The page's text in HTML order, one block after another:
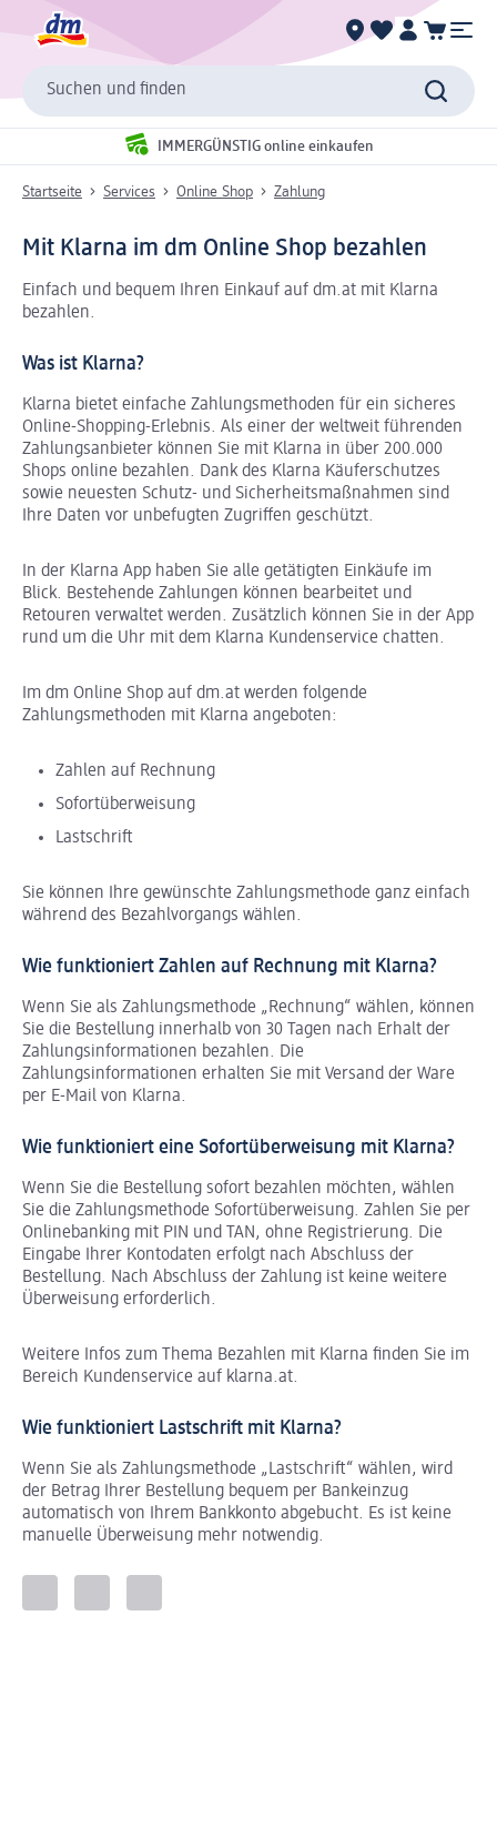
Suchen und finden
IMMERGÜNSTIG online einkaufen
Startseite Services Online Shop Zahlung
Mit Klarna im dm Online Shop bezahlen
Einfach und bequem Ihren Einkauf auf dm.at mit Klarna
bezahlen.
Was ist Klarna?
Klarna bietet einfache Zahlungsmethoden für ein sicheres
Online-Shopping-Erlebnis. Als einer der weltweit führenden
Zahlungsanbieter können Sie mit Klarna in über 200.000
Shops online bezahlen. Dank des Klarna Käuferschutzes
sowie neuesten Schutz- und Sicherheitsmaßnahmen sind
Ihre Daten vor unbefugten Zugriffen geschützt.
In der Klarna App haben Sie alle getätigten Einkäufe im
Blick. Bestehende Zahlungen können bearbeitet und
Retouren verwaltet werden. Zusätzlich können Sie in der App
rund um die Uhr mit dem Klarna Kundenservice chatten.
Im dm Online Shop auf dm.at werden folgende
Zahlungsmethoden mit Klarna angeboten:
Zahlen auf Rechnung
Sofortüberweisung
Lastschrift
Sie können Ihre gewünschte Zahlungsmethode ganz einfach
während des Bezahlvorgangs wählen.
Wie funktioniert Zahlen auf Rechnung mit Klarna?
Wenn Sie als Zahlungsmethode „Rechnung“ wählen, können
Sie die Bestellung innerhalb von 30 Tagen nach Erhalt der
Zahlungsinformationen bezahlen. Die
Zahlungsinformationen erhalten Sie mit Versand der Ware
per E-Mail von Klarna.
Wie funktioniert eine Sofortüberweisung mit Klarna?
Wenn Sie die Bestellung sofort bezahlen möchten, wählen
Sie die Zahlungsmethode Sofortüberweisung. Zahlen Sie per
Onlinebanking mit PIN und TAN, ohne Registrierung. Die
Eingabe Ihrer Kontodaten erfolgt nach Abschluss der
Bestellung. Nach Abschluss der Zahlung ist keine weitere
Überweisung erforderlich.
Weitere Infos zum Thema Bezahlen mit Klarna finden Sie im
Bereich Kundenservice auf klarna.at.
Wie funktioniert Lastschrift mit Klarna?
Wenn Sie als Zahlungsmethode „Lastschrift“ wählen, wird
der Betrag Ihrer Bestellung bequem per Bankeinzug
automatisch von Ihrem Bankkonto abgebucht. Es ist keine
manuelle Überweisung mehr notwendig.